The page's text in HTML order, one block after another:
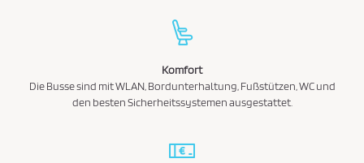
Komfort
Die Busse sind mit WLAN, Bordunterhaltung, Fußstützen, WC und
den besten Sicherheitssystemen ausgestattet.